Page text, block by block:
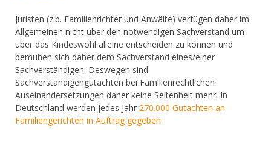
Juristen (z.b. Familienrichter und Anwälte) verfügen daher im
Allgemeinen nicht über den notwendigen Sachverstand um
über das Kindeswohl alleine entscheiden zu können und
bemühen sich daher dem Sachverstand eines/einer
Sachverständigen. Deswegen sind
Sachverständigengutachten bei Familienrechtlichen
Auseinandersetzungen daher keine Seltenheit mehr! In
Deutschland werden jedes Jahr 270.000 Gutachten an
Familiengerichten in Auftrag gegeben